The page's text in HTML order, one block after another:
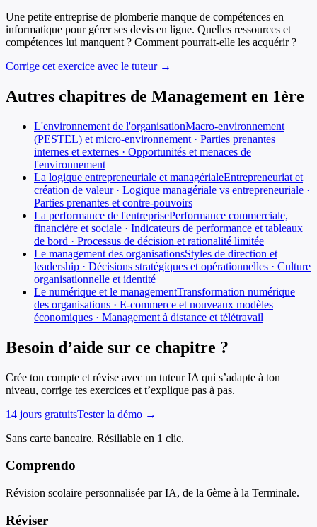
Une petite entreprise de plomberie manque de compétences en
informatique pour gérer ses devis en ligne. Quelles ressources et
compétences lui manquent ? Comment pourrait-elle les acquérir ?
Corrige cet exercice avec le tuteur →
Autres chapitres de Management en 1ère
L'environnement de l'organisationMacro-environnement
(PESTEL) et micro-environnement · Parties prenantes
internes et externes · Opportunités et menaces de
l'environnement
La logique entrepreneuriale et managérialeEntrepreneuriat et
création de valeur · Logique managériale vs entrepreneuriale ·
Parties prenantes et contre-pouvoirs
La performance de l'entreprisePerformance commerciale,
financière et sociale · Indicateurs de performance et tableaux
de bord · Processus de décision et rationalité limitée
Le management des organisationsStyles de direction et
leadership · Décisions stratégiques et opérationnelles · Culture
organisationnelle et identité
Le numérique et le managementTransformation numérique
des organisations · E-commerce et nouveaux modèles
économiques · Management à distance et télétravail
Besoin d’aide sur ce chapitre ?
Crée ton compte et révise avec un tuteur IA qui s’adapte à ton
niveau, corrige tes exercices et t’explique pas à pas.
14 jours gratuitsTester la démo →
Sans carte bancaire. Résiliable en 1 clic.
Comprendo
Révision scolaire personnalisée par IA, de la 6ème à la Terminale.
Réviser